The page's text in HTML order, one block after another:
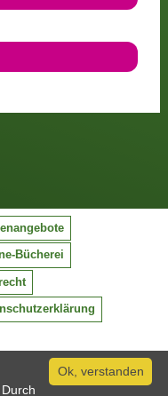
Bücherei
Ok, verstanden